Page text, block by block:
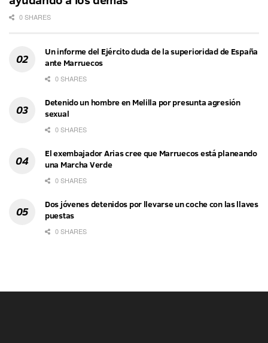
0 SHARES
Un informe del Ejército duda de la superioridad de España
ante Marruecos
0 SHARES
Detenido un hombre en Melilla por presunta agresión
sexual
0 SHARES
El exembajador Arias cree que Marruecos está planeando
una Marcha Verde
0 SHARES
Dos jóvenes detenidos por llevarse un coche con las llaves
puestas
0 SHARES